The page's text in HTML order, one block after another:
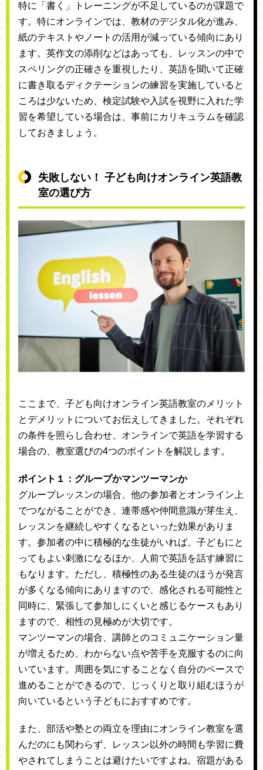
特に「書く」トレーニングが不足しているのが課題で
す。特にオンラインでは、教材のデジタル化が進み、
紙のテキストやノートの活用が減っている傾向にあり
ます。英作文の添削などはあっても、レッスンの中で
スペリングの正確さを重視したり、英語を聞いて正確
に書き取るディクテーションの練習を実施していると
ころは少ないため、検定試験や入試を視野に入れた学
習を希望している場合は、事前にカリキュラムを確認
しておきましょう。
失敗しない！ 子ども向けオンライン英語教
室の選び方
ここまで、子ども向けオンライン英語教室のメリット
とデメリットについてお伝えしてきました。それぞれ
の条件を照らし合わせ、オンラインで英語を学習する
場合の、教室選びの4つのポイントを解説します。
ポイント１：グループかマンツーマンか
グループレッスンの場合、他の参加者とオンライン上
でつながることができ、連帯感や仲間意識が芽生え、
レッスンを継続しやすくなるといった効果がありま
す。参加者の中に積極的な生徒がいれば、子どもにと
ってもよい刺激になるほか、人前で英語を話す練習に
もなります。ただし、積極性のある生徒のほうが発言
が多くなる傾向にありますので、感化される可能性と
同時に、緊張して参加しにくいと感じるケースもあり
ますので、相性の見極めが大切です。
マンツーマンの場合、講師とのコミュニケーション量
が増えるため、わからない点や苦手を克服するのに向
いています。周囲を気にすることなく自分のペースで
進めることができるので、じっくりと取り組むほうが
向いているという子どもにおすすめです。
また、部活や塾との両立を理由にオンライン教室を選
んだのにも関わらず、レッスン以外の時間も学習に費
やされてしまうことは避けたいですよね。宿題がある